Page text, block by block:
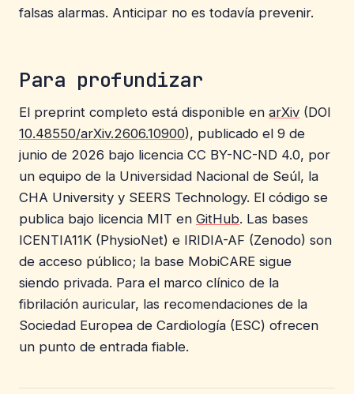
falsas alarmas. Anticipar no es todavía prevenir.
Para profundizar
El preprint completo está disponible en arXiv (DOI
10.48550/arXiv.2606.10900), publicado el 9 de
junio de 2026 bajo licencia CC BY-NC-ND 4.0, por
un equipo de la Universidad Nacional de Seúl, la
CHA University y SEERS Technology. El código se
publica bajo licencia MIT en GitHub. Las bases
ICENTIA11K (PhysioNet) e IRIDIA-AF (Zenodo) son
de acceso público; la base MobiCARE sigue
siendo privada. Para el marco clínico de la
fibrilación auricular, las recomendaciones de la
Sociedad Europea de Cardiología (ESC) ofrecen
un punto de entrada fiable.